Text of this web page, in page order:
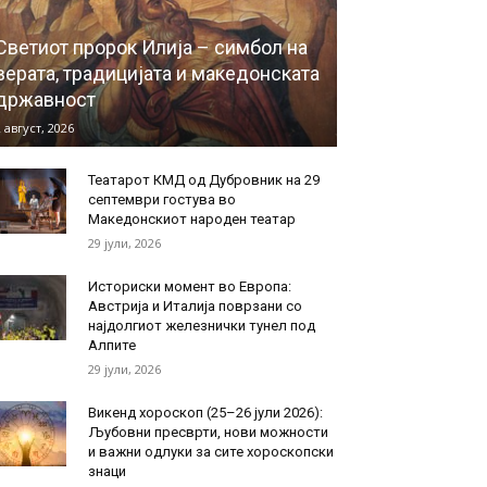
пророк Илија – симбол на
традицијата и македонската
август, 2026
Театарот КМД од Дубровник на 29
септември гостува во
Македонскиот народен театар
29 јули, 2026
Историски момент во Европа:
Австрија и Италија поврзани со
најдолгиот железнички тунел под
Алпите
29 јули, 2026
Викенд хороскоп (25–26 јули 2026):
Љубовни пресврти, нови можности
и важни одлуки за сите хороскопски
знаци